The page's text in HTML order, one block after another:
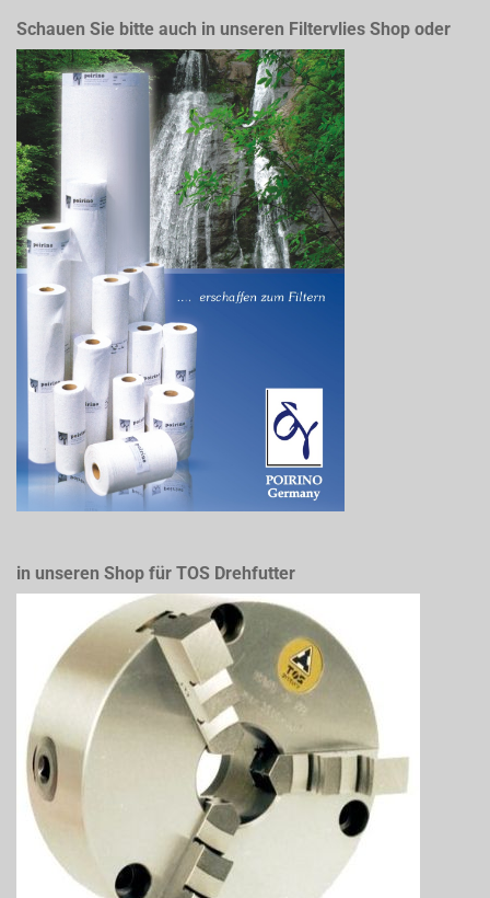
Schauen Sie bitte auch in unseren Filtervlies Shop oder
in unseren Shop für TOS Drehfutter